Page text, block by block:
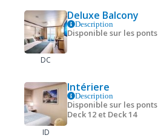
DC
Deluxe Balcony
Description
Disponible sur les ponts
ID
Intériere
Description
Disponible sur les ponts
Deck 12 et Deck 14